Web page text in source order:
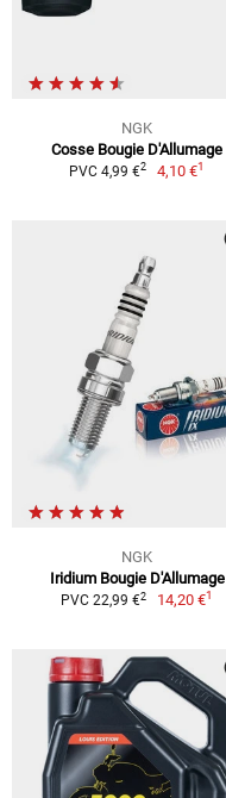
NGK
Cosse Bougie D'Allumage
PVC 4,99 €2 4,10 €1
NGK
Iridium Bougie D'Allumage
PVC 22,99 €2 14,20 €1